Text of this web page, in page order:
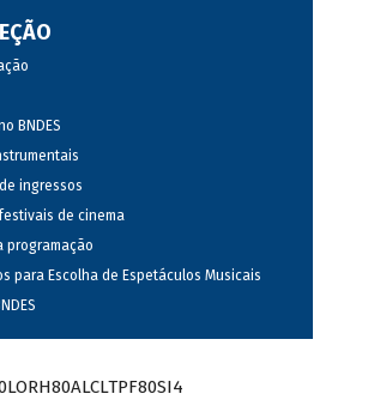
BNDES
ingressos
de cinema
programação
para Escolha de Espetáculos Musicais